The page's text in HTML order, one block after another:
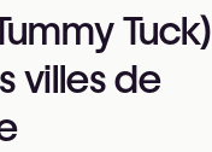
Tuck)
villes de